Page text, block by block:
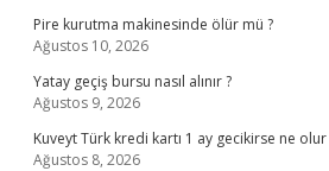
Pire kurutma makinesinde ölür mü ?
Ağustos 10, 2026
Yatay geçiş bursu nasıl alınır ?
Ağustos 9, 2026
Kuveyt Türk kredi kartı 1 ay gecikirse ne olur
Ağustos 8, 2026